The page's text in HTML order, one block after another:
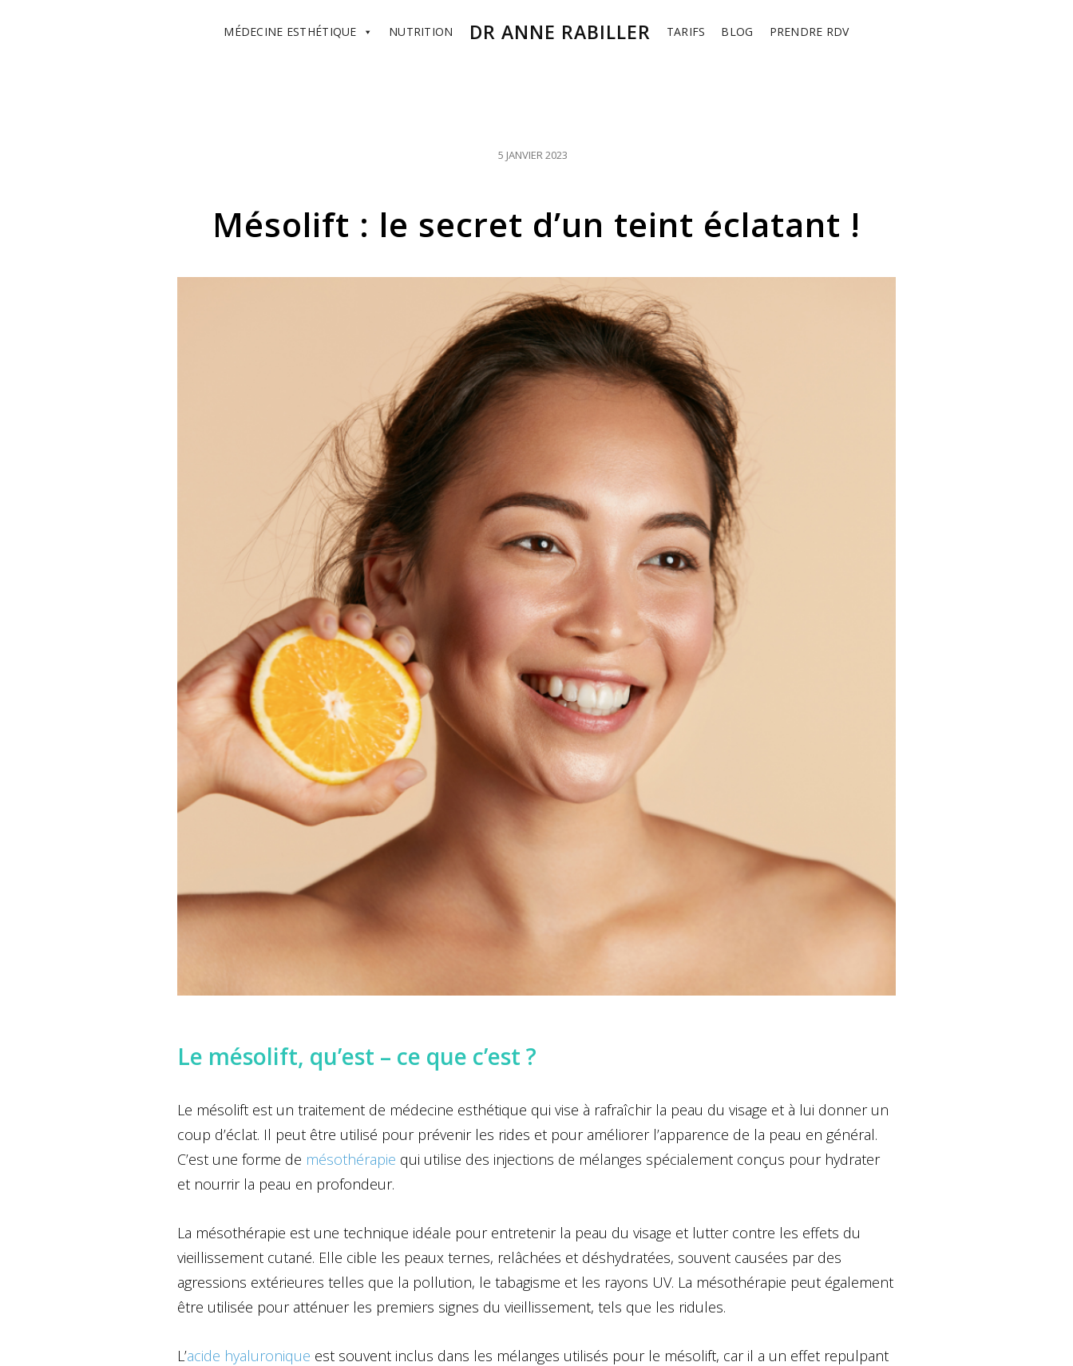
MÉDECINE ESTHÉTIQUE NUTRITION DR ANNE RABILLER TARIFS BLOG PRENDRE RDV
POSTED
5 JANVIER 2023
Mésolift : le secret d’un teint éclatant !
Le mésolift, qu’est – ce que c’est ?
Le mésolift est un traitement de médecine esthétique qui vise à rafraîchir la peau du visage et à lui donner un
coup d’éclat. Il peut être utilisé pour prévenir les rides et pour améliorer l’apparence de la peau en général.
C’est une forme de mésothérapie qui utilise des injections de mélanges spécialement conçus pour hydrater
et nourrir la peau en profondeur.
La mésothérapie est une technique idéale pour entretenir la peau du visage et lutter contre les effets du
vieillissement cutané. Elle cible les peaux ternes, relâchées et déshydratées, souvent causées par des
agressions extérieures telles que la pollution, le tabagisme et les rayons UV. La mésothérapie peut également
être utilisée pour atténuer les premiers signes du vieillissement, tels que les ridules.
L’acide hyaluronique est souvent inclus dans les mélanges utilisés pour le mésolift, car il a un effet repulpant